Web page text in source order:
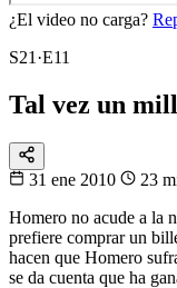
¿El video no carga?
S21·E11
Tal vez un
31 ene 2010 23
Homero no acude a la
prefiere comprar un
hacen que Homero
se da cuenta que ha